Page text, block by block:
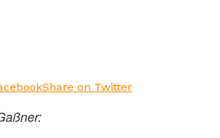
Share on Twitter